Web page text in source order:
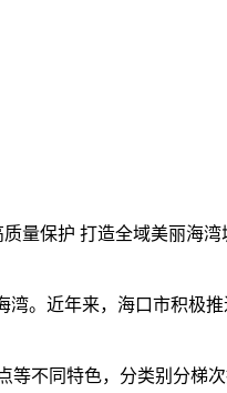
量保护 打造全域美丽海
近年来，海口市积极
同特色，分类别分梯